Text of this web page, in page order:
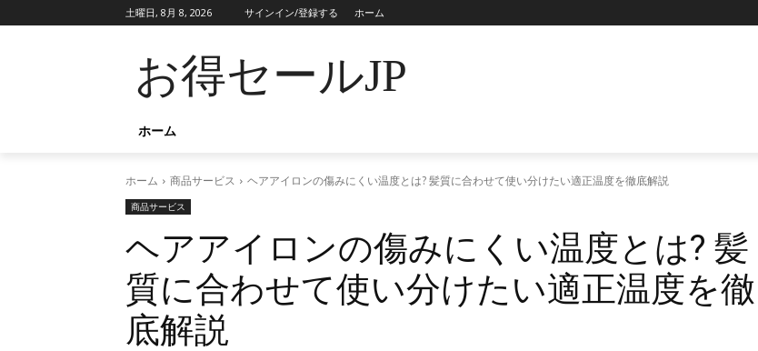
土曜日, 8月 8, 2026 サインイン/登録する ホーム
お得セールJP
ホーム
ホーム 商品サービス ヘアアイロンの傷みにくい温度とは? 髪質に合わせて使い分けたい適正温度を徹底解説
商品サービス
ヘアアイロンの傷みにくい温度とは? 髪
質に合わせて使い分けたい適正温度を徹
底解説